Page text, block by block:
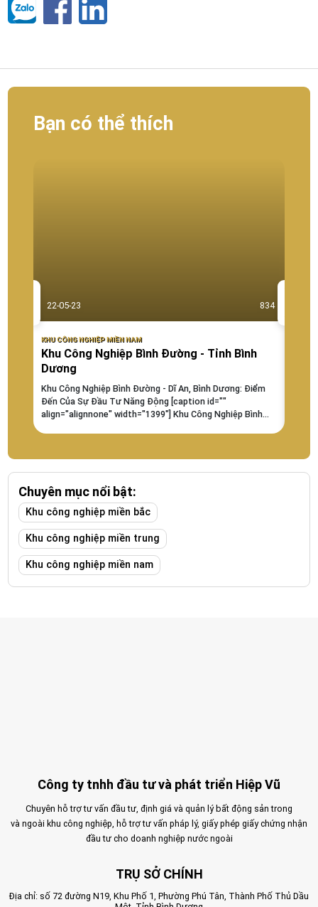
Bạn có thể thích
22-05-23 834
KHU CÔNG NGHIỆP MIỀN NAM
Khu Công Nghiệp Bình Đường - Tỉnh Bình
Dương
Khu Công Nghiệp Bình Đường - Dĩ An, Bình Dương: Điểm
Đến Của Sự Đầu Tư Năng Động [caption id=""
align="alignnone" width="1399"] Khu Công Nghiệp Bình
Chuyên mục nổi bật:
Khu công nghiệp miền bắc
Khu công nghiệp miền trung
Khu công nghiệp miền nam
Công ty tnhh đầu tư và phát triển Hiệp Vũ
Chuyên hỗ trợ tư vấn đầu tư, định giá và quản lý bất động sản trong
và ngoài khu công nghiệp, hỗ trợ tư vấn pháp lý, giấy phép giấy chứng nhận
đầu tư cho doanh nghiệp nước ngoài
TRỤ SỞ CHÍNH
Địa chỉ: số 72 đường N19, Khu Phố 1, Phường Phú Tân, Thành Phố Thủ Dầu